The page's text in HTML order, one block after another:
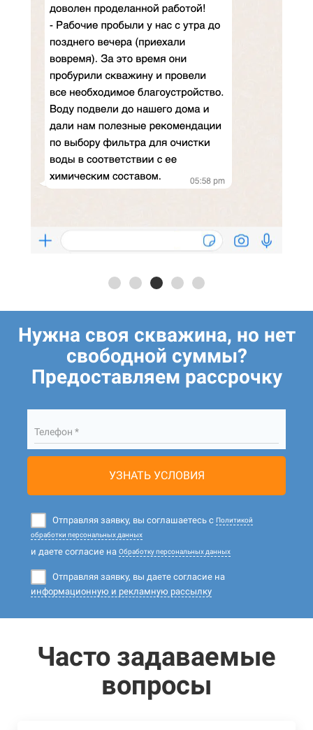
Нужна своя скважина, но нет
свободной суммы?
Предоставляем рассрочку
Телефон *
УЗНАТЬ УСЛОВИЯ
Отправляя заявку, вы соглашаетесь с Политикой
обработки персональных данных
и даете согласие на Обработку персональных данных
Отправляя заявку, вы даете согласие на
информационную и рекламную рассылку
Часто задаваемые
вопросы